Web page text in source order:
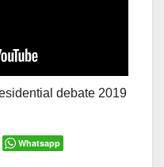
debate 2019
Whatsapp